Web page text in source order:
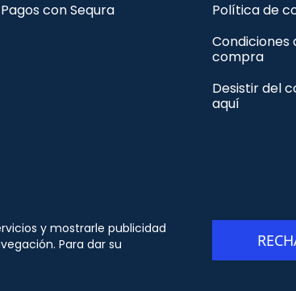
Pagos con Sequra
Política de
Condiciones
compra
Desistir del
aquí
y mostrarle publicidad
Para dar su
ORION91 - CIF B10982650- Todos los